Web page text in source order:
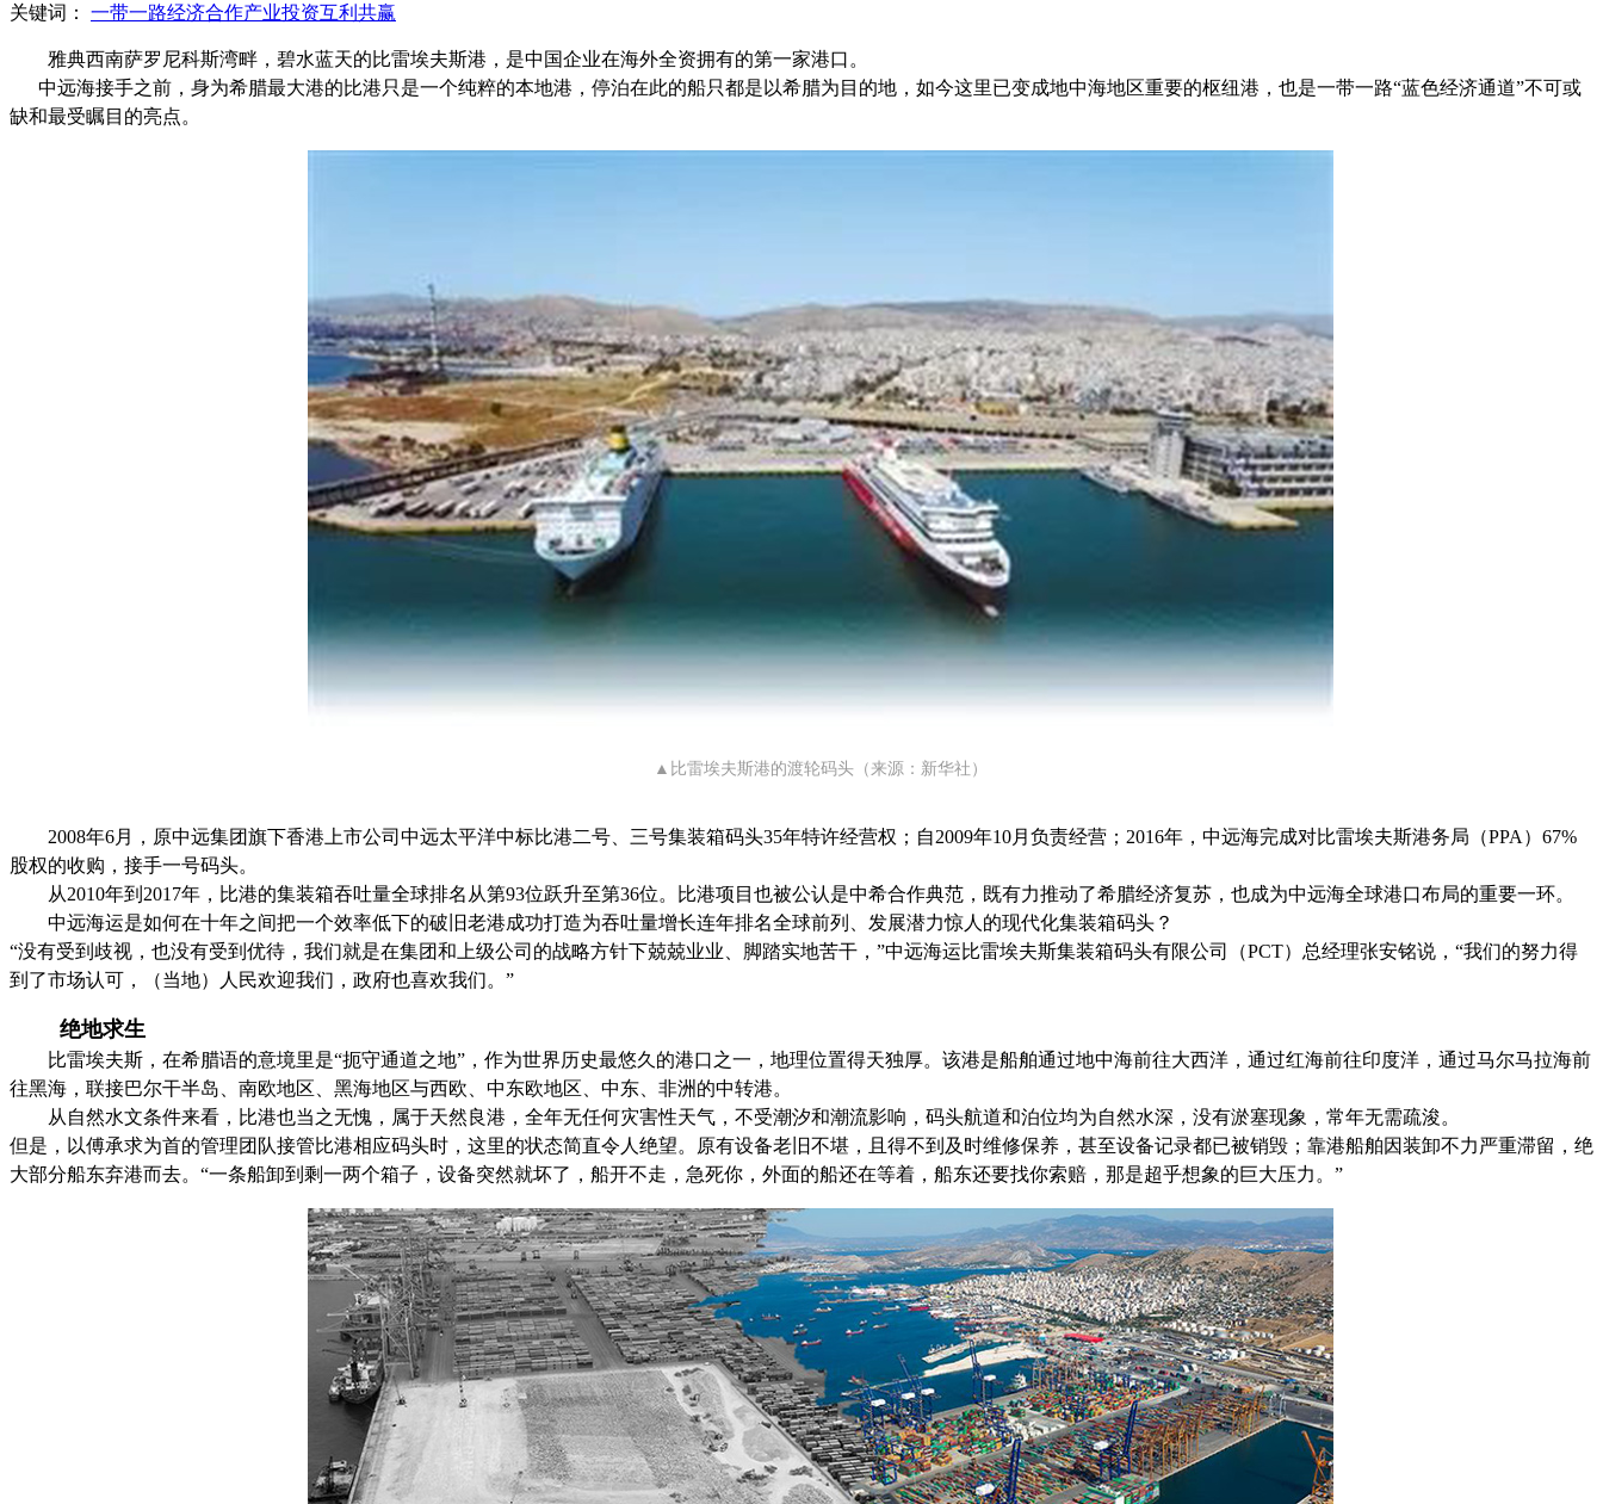
关键词： 一带一路经济合作产业投资互利共赢
雅典西南萨罗尼科斯湾畔，碧水蓝天的比雷埃夫斯港，是中国企业在海外全资拥有的第一家港口。
中远海接手之前，身为希腊最大港的比港只是一个纯粹的本地港，停泊在此的船只都是以希腊为目的地，如今这里已变成地中海地区重要的枢纽港，也是一带一路“蓝色经济通道”不可或
缺和最受瞩目的亮点。
▲比雷埃夫斯港的渡轮码头（来源：新华社）
2008年6月，原中远集团旗下香港上市公司中远太平洋中标比港二号、三号集装箱码头35年特许经营权；自2009年10月负责经营；2016年，中远海完成对比雷埃夫斯港务局（PPA）67%
股权的收购，接手一号码头。
从2010年到2017年，比港的集装箱吞吐量全球排名从第93位跃升至第36位。比港项目也被公认是中希合作典范，既有力推动了希腊经济复苏，也成为中远海全球港口布局的重要一环。
中远海运是如何在十年之间把一个效率低下的破旧老港成功打造为吞吐量增长连年排名全球前列、发展潜力惊人的现代化集装箱码头？
“没有受到歧视，也没有受到优待，我们就是在集团和上级公司的战略方针下兢兢业业、脚踏实地苦干，”中远海运比雷埃夫斯集装箱码头有限公司（PCT）总经理张安铭说，“我们的努力得
到了市场认可，（当地）人民欢迎我们，政府也喜欢我们。”
绝地求生
比雷埃夫斯，在希腊语的意境里是“扼守通道之地”，作为世界历史最悠久的港口之一，地理位置得天独厚。该港是船舶通过地中海前往大西洋，通过红海前往印度洋，通过马尔马拉海前
往黑海，联接巴尔干半岛、南欧地区、黑海地区与西欧、中东欧地区、中东、非洲的中转港。
从自然水文条件来看，比港也当之无愧，属于天然良港，全年无任何灾害性天气，不受潮汐和潮流影响，码头航道和泊位均为自然水深，没有淤塞现象，常年无需疏浚。
但是，以傅承求为首的管理团队接管比港相应码头时，这里的状态简直令人绝望。原有设备老旧不堪，且得不到及时维修保养，甚至设备记录都已被销毁；靠港船舶因装卸不力严重滞留，绝
大部分船东弃港而去。“一条船卸到剩一两个箱子，设备突然就坏了，船开不走，急死你，外面的船还在等着，船东还要找你索赔，那是超乎想象的巨大压力。”